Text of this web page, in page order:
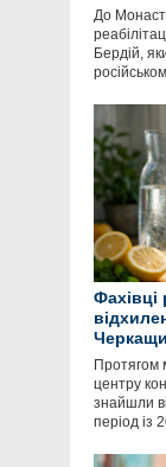
До
Бердій,
Фахівці
Протягом
центру
знайшли
період із